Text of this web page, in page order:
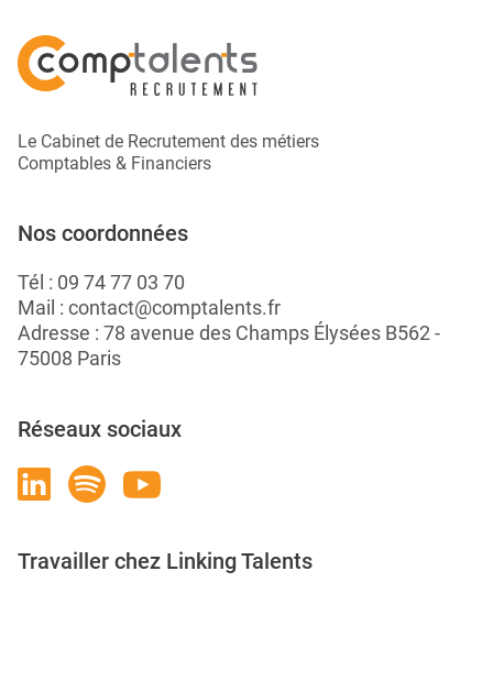
Le Cabinet de Recrutement des métiers
Comptables & Financiers
Nos coordonnées
Tél : 09 74 77 03 70
Mail : contact@comptalents.fr
Adresse : 78 avenue des Champs Élysées B562 -
75008 Paris
Réseaux sociaux
Travailler chez Linking Talents